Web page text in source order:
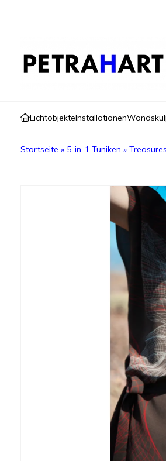
LichtobjekteInstallationen
Startseite » 5-in-1 Tuniken »